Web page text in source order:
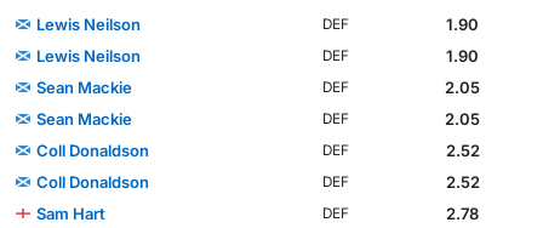
Lewis Neilson
DEF
1.90
Lewis Neilson
DEF
1.90
Sean Mackie
DEF
2.05
Sean Mackie
DEF
2.05
Coll Donaldson
DEF
2.52
Coll Donaldson
DEF
2.52
Sam Hart
DEF
2.78